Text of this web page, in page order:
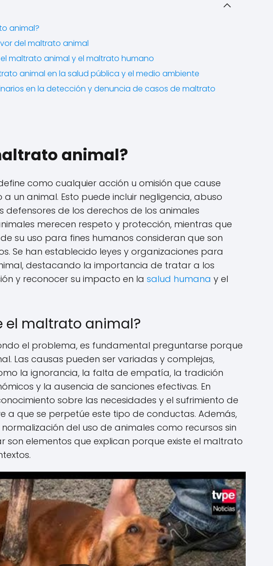
animal?
del maltrato animal
maltrato animal y el maltrato humano
animal en la salud pública y el medio ambiente
en la detección y denuncia de casos de maltrato
animal?
como cualquier acción u omisión que cause
a un animal. Esto puede incluir negligencia, abuso
defensores de los derechos de los animales
merecen respeto y protección, mientras que
su uso para fines humanos consideran que son
Se han establecido leyes y organizaciones para
destacando la importancia de tratar a los
y reconocer su impacto en la salud humana y el
el maltrato animal?
el problema, es fundamental preguntarse porque
Las causas pueden ser variadas y complejas,
la ignorancia, la falta de empatía, la tradición
y la ausencia de sanciones efectivas. En
sobre las necesidades y el sufrimiento de
a que se perpetúe este tipo de conductas. Además,
del uso de animales como recursos sin
son elementos que explican porque existe el maltrato